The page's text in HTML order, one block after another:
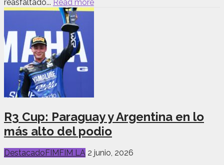
reasfaltado... Read more
R3 Cup: Paraguay y Argentina en lo
más alto del podio
Destacado FIM FIM LA 2 junio, 2026